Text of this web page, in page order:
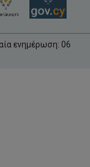
ενημέρωση: 06